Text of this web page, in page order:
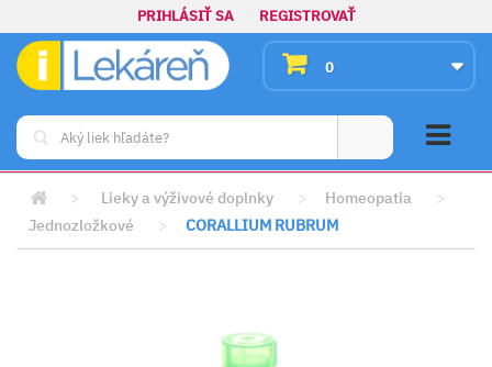
PRIHLÁSIŤ SA REGISTROVAŤ
0
> Lieky a výživové doplnky > Homeopatia
>
Jednozložkové
> CORALLIUM RUBRUM